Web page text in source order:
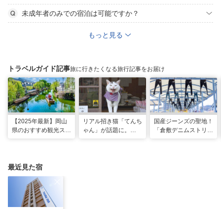
未成年者のみでの宿泊は可能ですか？
もっと見る
トラベルガイド記事旅に行きたくなる旅行記事をお届け
【2025年最新】岡山
県のおすすめ観光スポ
リアル招き猫「てんち
ゃん」が話題に。
国産ジーンズの聖地！
「倉敷デニムストリー
最近見た宿